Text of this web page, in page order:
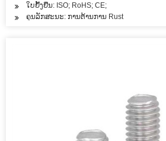
ໃບຢັ້ງຢືນ: ISO; RoHS; CE;
ຄຸນ​ລັກ​ສະ​ນະ: ການຕ້ານການ Rust